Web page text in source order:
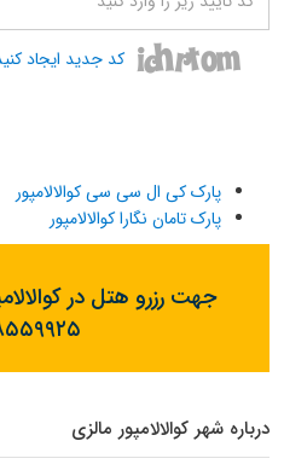
کد جدید ایجاد
پارک کی ال سی سی کوالالامپور
پارک تامان نگارا کوالالامپور
جهت رزرو هتل در
۰۲۱-
درباره شهر کوالالامپور مالزی